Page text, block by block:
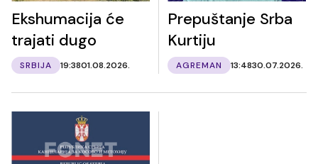
Ekshumacija će
trajati dugo
SRBIJA 19:3801.08.2026.
Prepuštanje Srba
Kurtiju
AGREMAN 13:4830.07.2026.